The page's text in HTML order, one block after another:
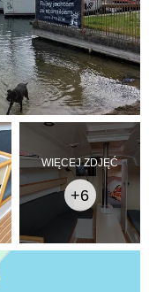
WIĘCEJ ZDJĘĆ
+6